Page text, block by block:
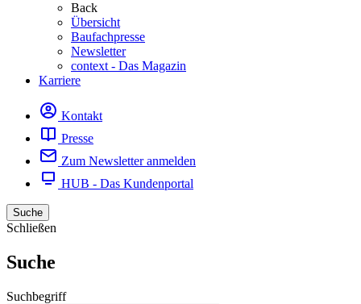
Back
Übersicht
Baufachpresse
Newsletter
context - Das Magazin
Karriere
Kontakt
Presse
Zum Newsletter anmelden
HUB - Das Kundenportal
Suche
Schließen
Suche
Suchbegriff